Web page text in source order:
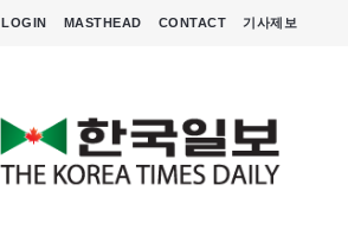
LOGIN MASTHEAD CONTACT 기사제보